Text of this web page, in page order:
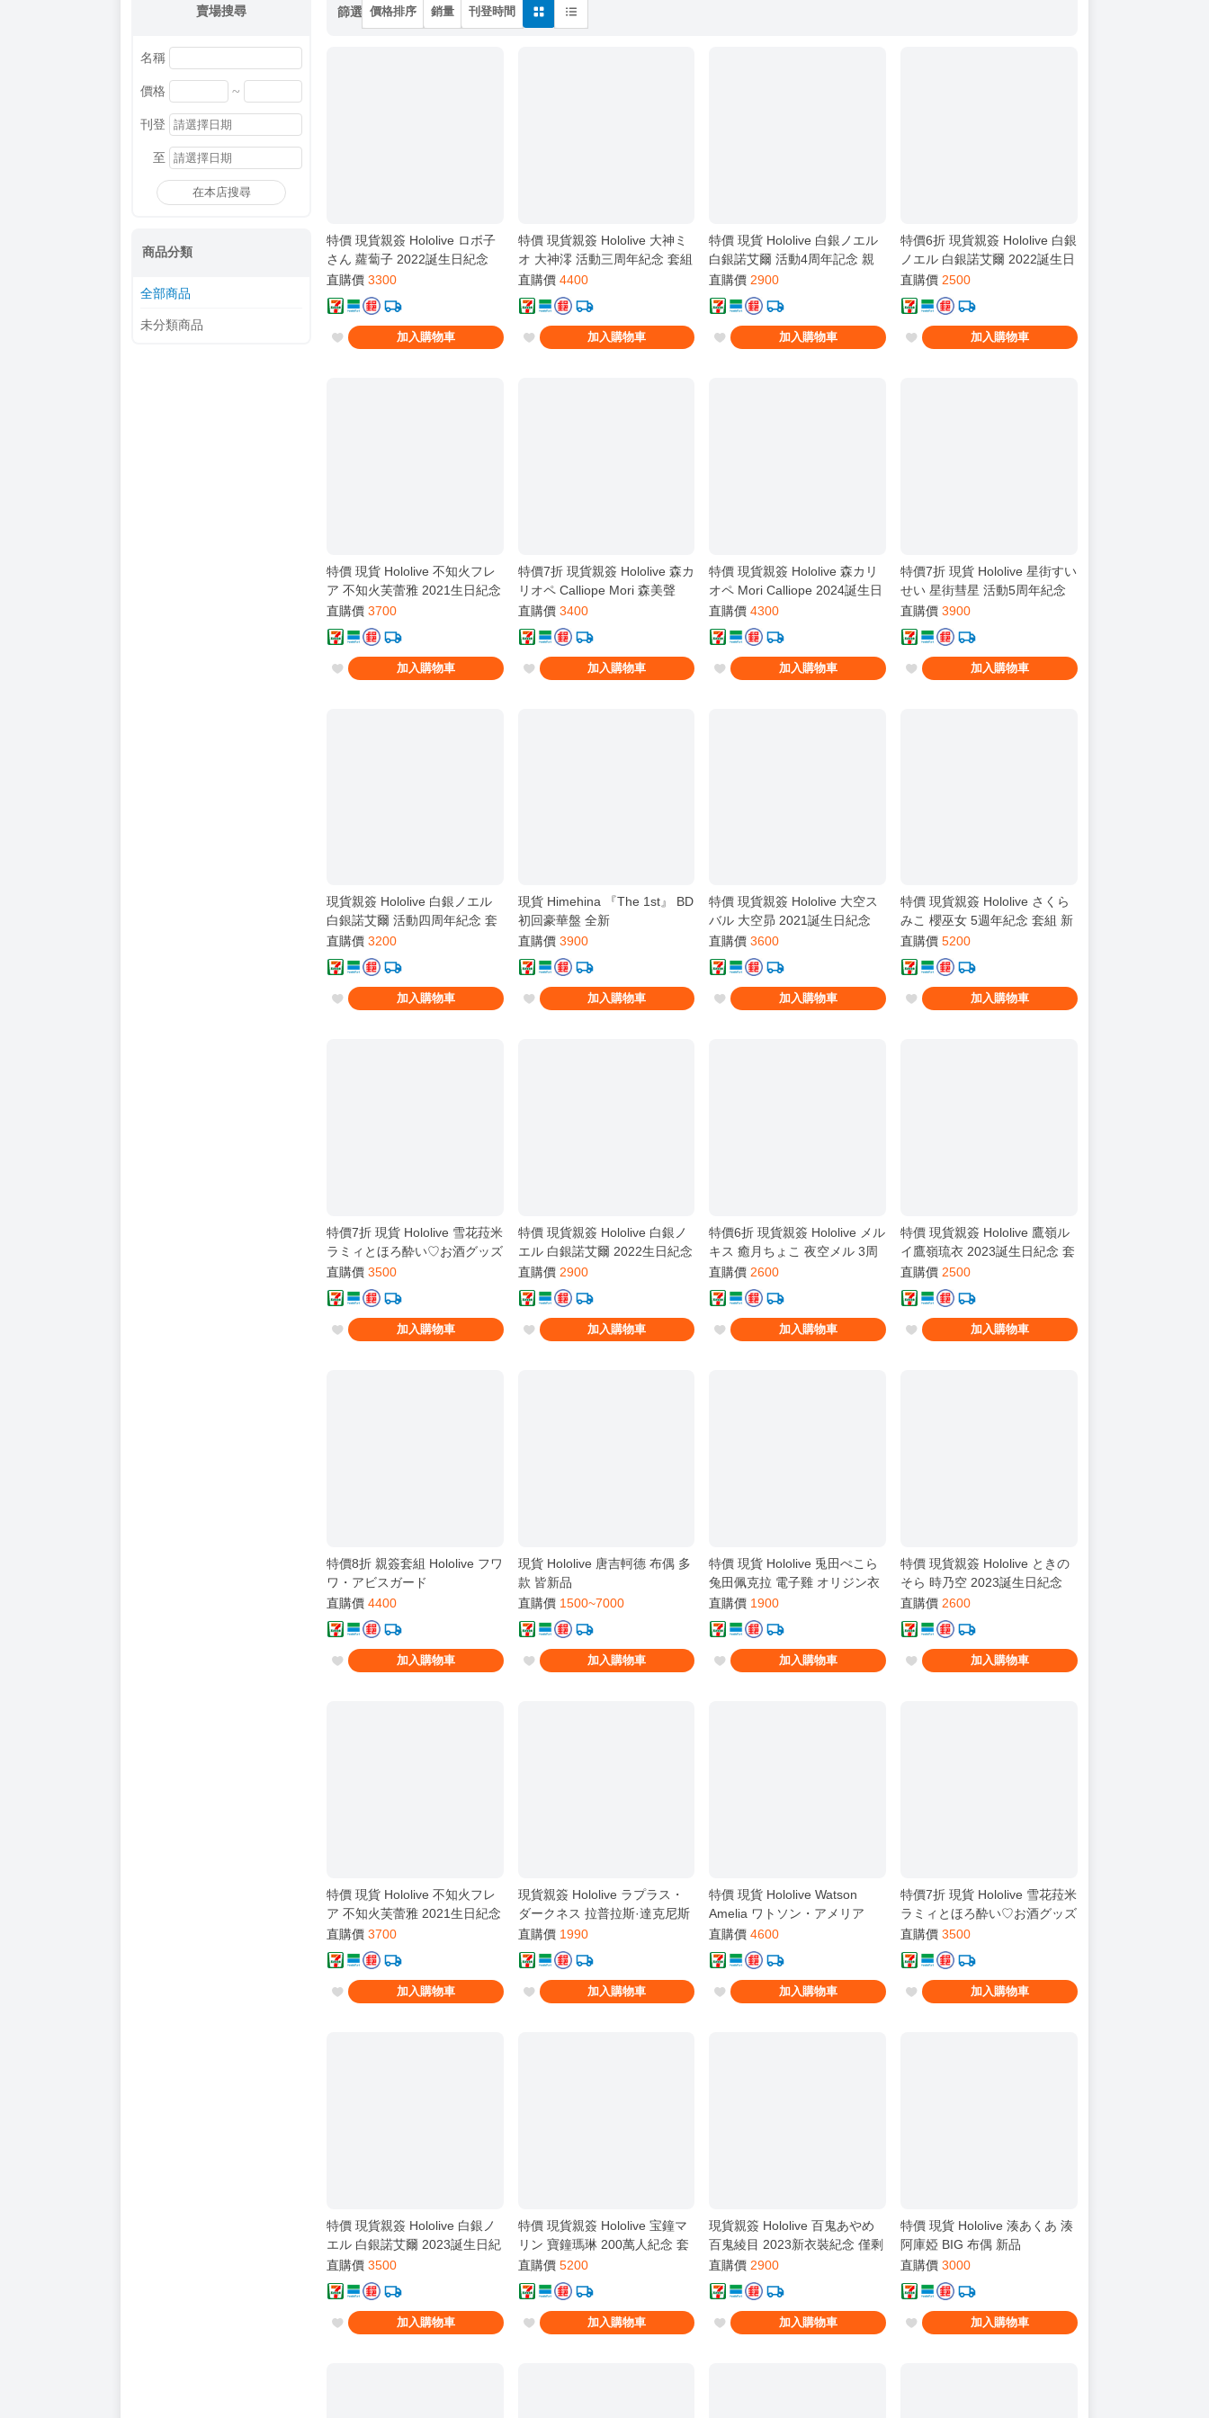
賣場搜尋
名稱
價格 ~
刊登
至
在本店搜尋
商品分類
全部商品
未分類商品
篩選 價格排序 銷量 刊登時間
特價 現貨親簽 Hololive ロボ子
さん 蘿蔔子 2022誕生日紀念
套組 新品
直購價 3300
加入購物車
特價 現貨親簽 Hololive 大神ミ
オ 大神澪 活動三周年紀念 套組
新品
直購價 4400
加入購物車
特價 現貨 Hololive 白銀ノエル
白銀諾艾爾 活動4周年記念 親
簽套組 新品
直購價 2900
加入購物車
特價6折 現貨親簽 Hololive 白銀
ノエル 白銀諾艾爾 2022誕生日
紀念 套組 新品
直購價 2500
加入購物車
特價 現貨 Hololive 不知火フレ
ア 不知火芙蕾雅 2021生日紀念
親簽套組 新品
直購價 3700
加入購物車
特價7折 現貨親簽 Hololive 森カ
リオペ Calliope Mori 森美聲
2023生日紀念 套組 新品 取付
拆海報對折 郵寄不拆
直購價 3400
加入購物車
特價 現貨親簽 Hololive 森カリ
オペ Mori Calliope 2024誕生日
紀念 套組 新品
直購價 4300
加入購物車
特價7折 現貨 Hololive 星街すい
せい 星街彗星 活動5周年紀念
複製簽套組 新品
直購價 3900
加入購物車
現貨親簽 Hololive 白銀ノエル
白銀諾艾爾 活動四周年紀念 套
組 新品
直購價 3200
加入購物車
現貨 Himehina 『The 1st』 BD
初回豪華盤 全新
直購價 3900
加入購物車
特價 現貨親簽 Hololive 大空ス
バル 大空昴 2021誕生日紀念
套組 新品
直購價 3600
加入購物車
特價 現貨親簽 Hololive さくら
みこ 櫻巫女 5週年紀念 套組 新
品
直購價 5200
加入購物車
特價7折 現貨 Hololive 雪花菈米
ラミィとほろ酔い♡お酒グッズ
親簽套組 雪花ラミィ
直購價 3500
加入購物車
免
運
特價 現貨親簽 Hololive 白銀ノ
エル 白銀諾艾爾 2022生日紀念
套組 新品
直購價 2900
加入購物車
特價6折 現貨親簽 Hololive メル
キス 癒月ちょこ 夜空メル 3周
年紀念 套組 新品 下單備註黑/
白T 簽卡拆檢過
直購價 2600
加入購物車
特價 現貨親簽 Hololive 鷹嶺ル
イ鷹嶺琉衣 2023誕生日紀念 套
組 新品
直購價 2500
加入購物車
特價8折 親簽套組 Hololive フワ
ワ・アビスガード
FUWAMOCO 2024◇誕生日記
念フルセット 誕生日記念
直購價 4400
加入購物車
現貨 Hololive 唐吉軻德 布偶 多
款 皆新品
直購價 1500~7000
加入購物車
特價 現貨 Hololive 兎田ぺこら
兔田佩克拉 電子雞 オリジン衣
装 套組 新品
直購價 1900
加入購物車
特價 現貨親簽 Hololive ときの
そら 時乃空 2023誕生日紀念
套組 新品
直購價 2600
加入購物車
特價 現貨 Hololive 不知火フレ
ア 不知火芙蕾雅 2021生日紀念
親簽套組 新品
直購價 3700
加入購物車
現貨親簽 Hololive ラプラス・
ダークネス 拉普拉斯·達克尼斯
2022誕生日紀念 套組 新品
直購價 1990
加入購物車
特價 現貨 Hololive Watson
Amelia ワトソン・アメリア
2023誕生日紀念 套組 新品
直購價 4600
加入購物車
特價7折 現貨 Hololive 雪花菈米
ラミィとほろ酔い♡お酒グッズ
親簽套組 雪花ラミィ
直購價 3500
加入購物車
特價 現貨親簽 Hololive 白銀ノ
エル 白銀諾艾爾 2023誕生日紀
念 套組 新品
直購價 3500
加入購物車
特價 現貨親簽 Hololive 宝鐘マ
リン 寶鐘瑪琳 200萬人紀念 套
組 新品
直購價 5200
加入購物車
現貨親簽 Hololive 百鬼あやめ
百鬼綾目 2023新衣裝紀念 僅剩
親簽卡 未拆
直購價 2900
加入購物車
特價 現貨 Hololive 湊あくあ 湊
阿庫婭 BIG 布偶 新品
直購價 3000
加入購物車